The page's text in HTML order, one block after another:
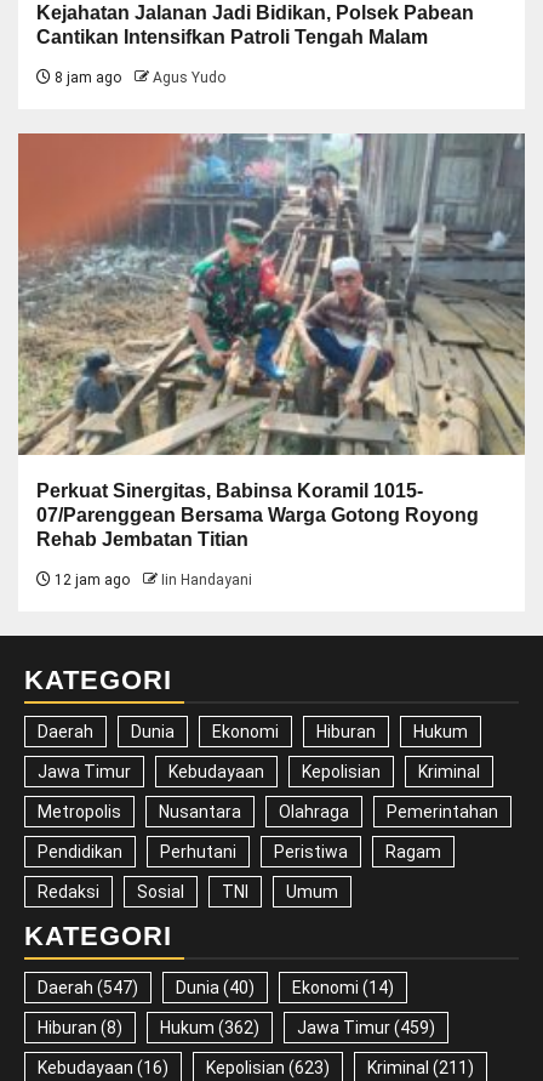
Kejahatan Jalanan Jadi Bidikan, Polsek Pabean
Cantikan Intensifkan Patroli Tengah Malam
8 jam ago Agus Yudo
Perkuat Sinergitas, Babinsa Koramil 1015-
07/Parenggean Bersama Warga Gotong Royong
Rehab Jembatan Titian
12 jam ago Iin Handayani
KATEGORI
Daerah Dunia Ekonomi Hiburan Hukum
Jawa Timur Kebudayaan Kepolisian Kriminal
Metropolis Nusantara Olahraga Pemerintahan
Pendidikan Perhutani Peristiwa Ragam
Redaksi Sosial TNI Umum
KATEGORI
Daerah (547) Dunia (40) Ekonomi (14)
Hiburan (8) Hukum (362) Jawa Timur(459)
Kebudayaan (16) Kepolisian (623) Kriminal (211)